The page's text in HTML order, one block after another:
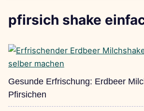
pfirsich shake
Gesunde Erfrischung: Erdbeer
Pfirsichen